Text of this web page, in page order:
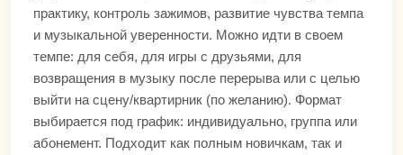
практику, контроль зажимов, развитие чувства темпа
и музыкальной уверенности. Можно идти в своем
темпе: для себя, для игры с друзьями, для
возвращения в музыку после перерыва или с целью
выйти на сцену/квартирник (по желанию). Формат
выбирается под график: индивидуально, группа или
абонемент. Подходит как полным новичкам, так и